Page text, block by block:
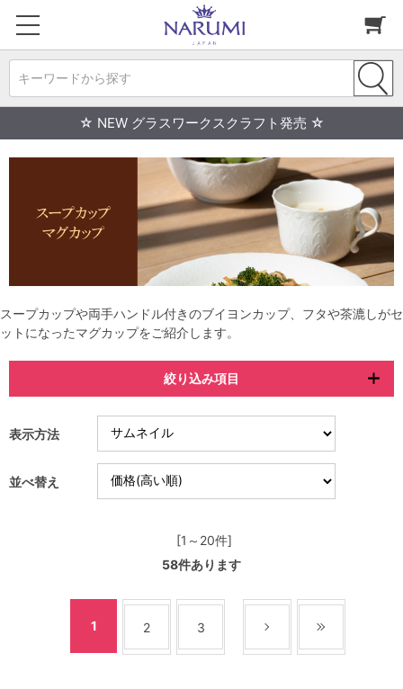
キーワードから探す
☆ NEW グラスワークスクラフト発売 ☆
スープカップや両手ハンドル付きのブイヨンカップ、フタや茶漉しがセ
ットになったマグカップをご紹介します。
絞り込み項目
表示方法
並べ替え
[1～20件]
58件あります
1 2 3